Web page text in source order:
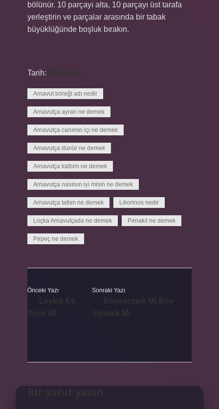
bölünür. 10 parçayı alta, 10 parçayı üst tarafa
yerleştirin ve parçalar arasında bir tabak
büyüklüğünde boşluk bırakın.
Tarih: Makaleler
Arnavut böreği adı nedir
Arnavutça ayran ne demek
Arnavutça canımın içi ne demek
Arnavutça dünür ne demek
Arnavutça kalbim ne demek
Arnavutça nasılsın iyi misin ne demek
Arnavutça tatlım ne demek Likorinos nedir
Loçka Arnavutçada ne demek Pırnakıl ne demek
Pırpeç ne demek
Önceki Yazı Sonraki Yazı